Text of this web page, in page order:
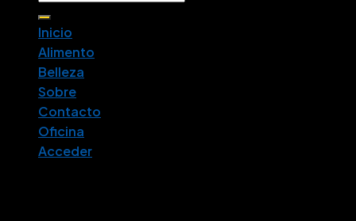
por:
Inicio
Alimento
Belleza
Sobre
Contacto
Oficina
Acceder